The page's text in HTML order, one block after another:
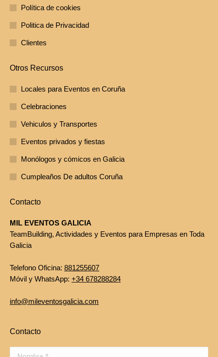
Política de cookies
Politica de Privacidad
Clientes
Otros Recursos
Locales para Eventos en Coruña
Celebraciones
Vehiculos y Transportes
Eventos privados y fiestas
Monólogos y cómicos en Galicia
Cumpleaños De adultos Coruña
Contacto
MIL EVENTOS GALICIA
TeamBuilding, Actividades y Eventos para Empresas en Toda
Galicia
Telefono Oficina: 881255607
Móvil y WhatsApp: +34 678288284
info@mileventosgalicia.com
Contacto
Nombre *